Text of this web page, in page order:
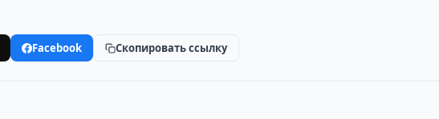
Facebook Скопировать ссылку